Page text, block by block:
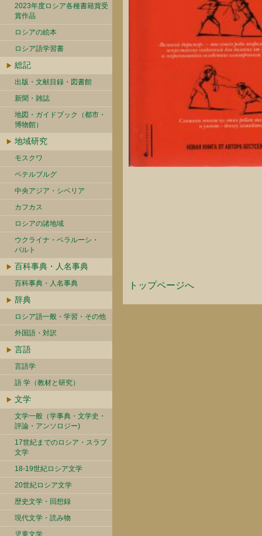
2023年度ロシア各種書籍賞受
賞作品
ロシアの絵本
ロシア語学習書
総記
出版・文献目録・図書館
新聞・雑誌
地図・ガイドブック（都市・
博物館）
地域研究
モスクワ
ペテルブルグ
中央アジア・シベリア
カフカス
ロシアの諸地域
ウクライナ・ベラルーシ・
バルト
百科事典・人名事典
百科事典・人名事典
辞典
ロシア語一般・学習・その他
外国語・対訳
言語
言語学
語 学（教材と研究）
文学
文学一般（学事典・文学史・
評論・アンソロジー)
17世紀までのロシア・スラブ
文学
18-19世紀ロシア文学
20世紀ロシア文学
歴史文学・回想録
現代文学・読み物
児童文学
トップページへ